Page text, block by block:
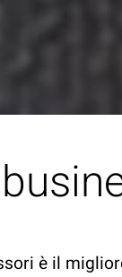
è il